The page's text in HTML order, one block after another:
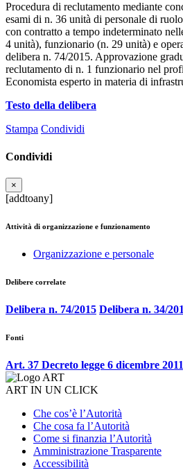
Procedura di reclutamento mediante
esami di n. 36 unità di personale di
con contratto a tempo indeterminato
4 unità), funzionario (n. 29 unità) e
delibera n. 74/2015. Approvazione
reclutamento di n. 1 funzionario nel
Economista esperto in materia di
Testo della delibera
Stampa Condividi
Condividi
×
[addtoany]
Attività di organizzazione e funzionamento
Organizzazione e personale
Delibere correlate
Delibera n. 74/2015 Delibera n. 34/
Fonti
Art. 37 Decreto legge 6 dicembre
ART IN UN CLICK
Che cos’è l’Autorità
Che cosa fa l’Autorità
Come si finanzia l’Autorità
Amministrazione Trasparente
Accessibilità